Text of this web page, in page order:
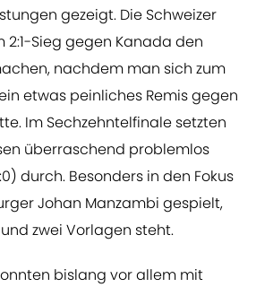
gezeigt. Die Schweizer
2:1-Sieg gegen Kanada den
nachdem man sich zum
etwas peinliches Remis gegen
Im Sechzehntelfinale setzten
überraschend problemlos
durch. Besonders in den Fokus
Johan Manzambi gespielt,
zwei Vorlagen steht.
bislang vor allem mit